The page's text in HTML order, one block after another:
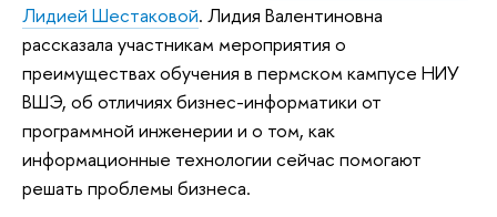
Лидией Шестаковой. Лидия Валентиновна
рассказала участникам мероприятия о
преимуществах обучения в пермском кампусе НИУ
ВШЭ, об отличиях бизнес-информатики от
программной инженерии и о том, как
информационные технологии сейчас помогают
решать проблемы бизнеса.